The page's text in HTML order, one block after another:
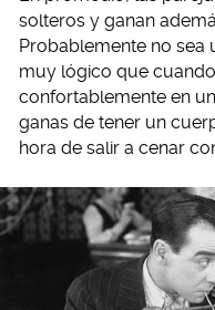
solteros y ganan
Probablemente no sea
muy lógico que
confortablemente en
ganas de tener un
hora de salir a cenar